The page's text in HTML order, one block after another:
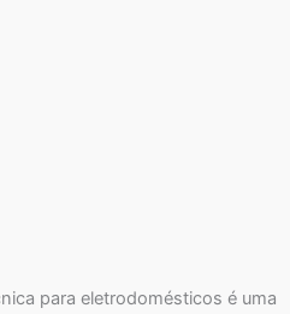
para eletrodomésticos é uma